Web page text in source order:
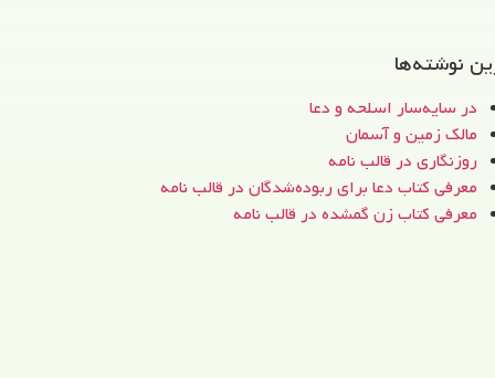
نوشته‌ها
در سایه‌سار اسلحه و دعا
مالک زمین و آسمان
روزنگاری در قالب نامه
معرفی کتاب دعا برای ربوده‌شدگان در قالب نامه
معرفی کتاب زن‌ گمشده در قالب نامه